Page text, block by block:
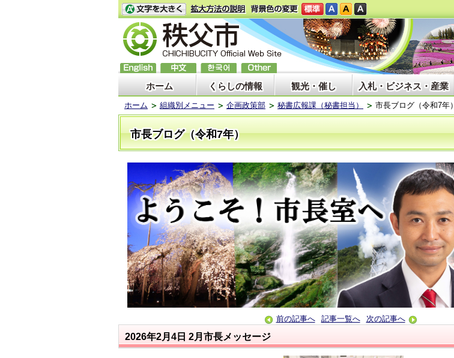
ホーム くらしの情報 観光・催し 入札・ビジネス・産業
ホーム 組織別メニュー 企画政策部 秘書広報課（秘書担当） 市長ブログ（令和7年）
市長ブログ（令和7年）
前の記事へ 記事一覧へ 次の記事へ
2026年2月4日 2月市長メッセージ